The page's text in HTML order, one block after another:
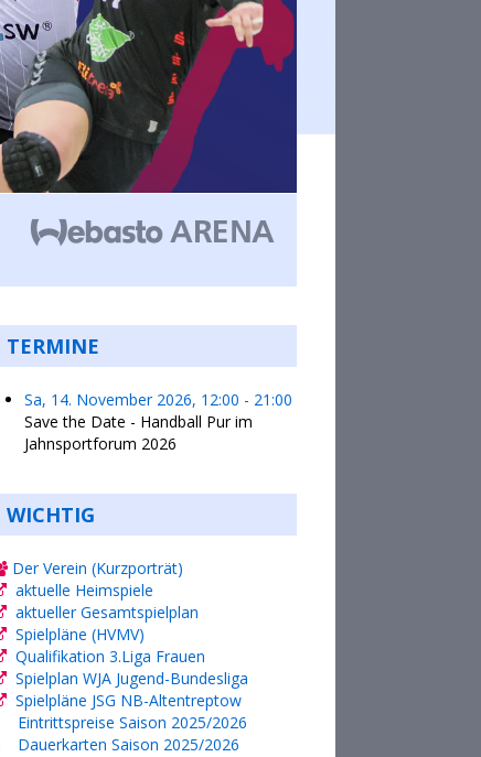
TERMINE
Sa, 14. November 2026, 12:00 - 21:00
Save the Date - Handball Pur im
Jahnsportforum 2026
WICHTIG
Der Verein (Kurzporträt)
aktuelle Heimspiele
aktueller Gesamtspielplan
Spielpläne (HVMV)
Qualifikation 3.Liga Frauen
Spielplan WJA Jugend-Bundesliga
Spielpläne JSG NB-Altentreptow
Eintrittspreise Saison 2025/2026
Dauerkarten Saison 2025/2026